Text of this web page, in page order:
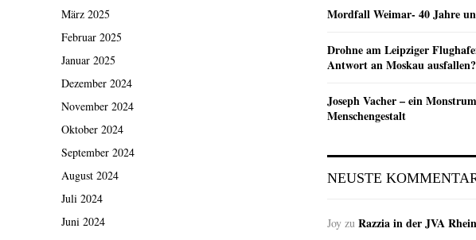
März 2025
Februar 2025
Januar 2025
Dezember 2024
November 2024
Oktober 2024
September 2024
August 2024
Juli 2024
Juni 2024
Mordfall Weimar- 40 Jahre
Drohne am Leipziger
Antwort an Moskau ausfallen?
Joseph Vacher – ein
Menschengestalt
NEUSTE
Joy zu Razzia in der JVA